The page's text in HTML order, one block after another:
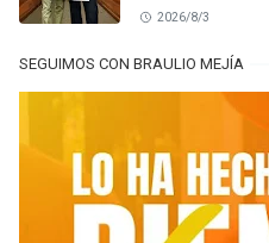
2026/8/3
SEGUIMOS CON BRAULIO MEJÍA